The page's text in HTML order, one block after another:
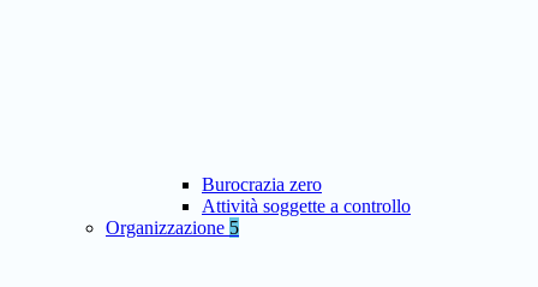
Burocrazia zero
Attività soggette a controllo
Organizzazione 5